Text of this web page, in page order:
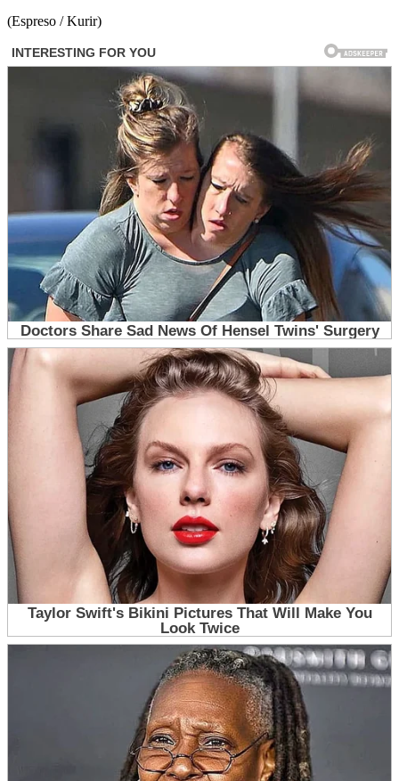
(Espreso / Kurir)